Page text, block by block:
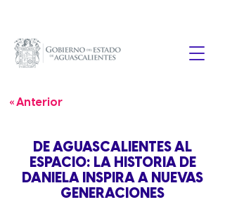
« Anterior
DE AGUASCALIENTES AL
ESPACIO: LA HISTORIA DE
DANIELA INSPIRA A NUEVAS
GENERACIONES